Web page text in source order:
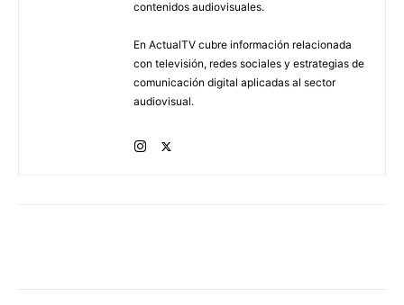
contenidos audiovisuales.
En ActualTV cubre información relacionada
con televisión, redes sociales y estrategias de
comunicación digital aplicadas al sector
audiovisual.